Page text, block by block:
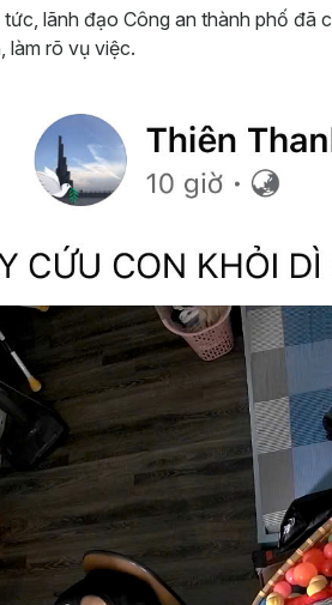
tức, lãnh đạo Công an thành phố đã
làm rõ vụ việc.